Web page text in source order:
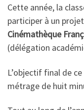
Cette année, la
participer à un
Cinémathèque
(délégation
L’objectif final de
métrage de huit